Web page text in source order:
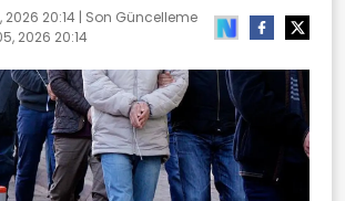
20:14 | Son Güncelleme
2026 20:14